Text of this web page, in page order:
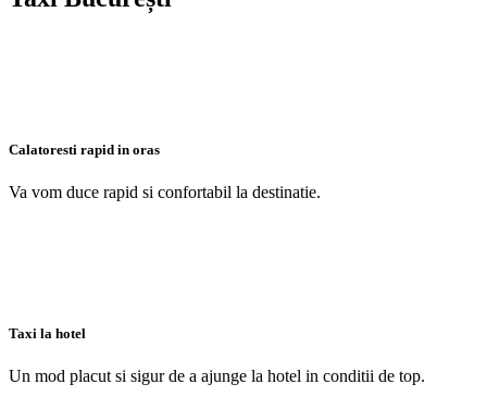
Calatoresti rapid in oras
Va vom duce rapid si confortabil la destinatie.
Taxi la hotel
Un mod placut si sigur de a ajunge la hotel in conditii de top.